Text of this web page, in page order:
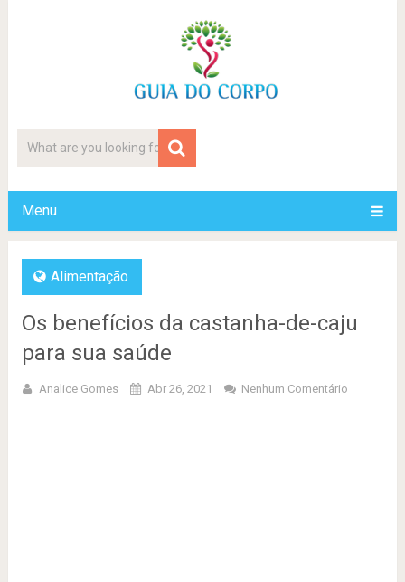
Menu
Alimentação
Os benefícios da castanha-de-caju
para sua saúde
Analice Gomes Abr 26, 2021 Nenhum Comentário